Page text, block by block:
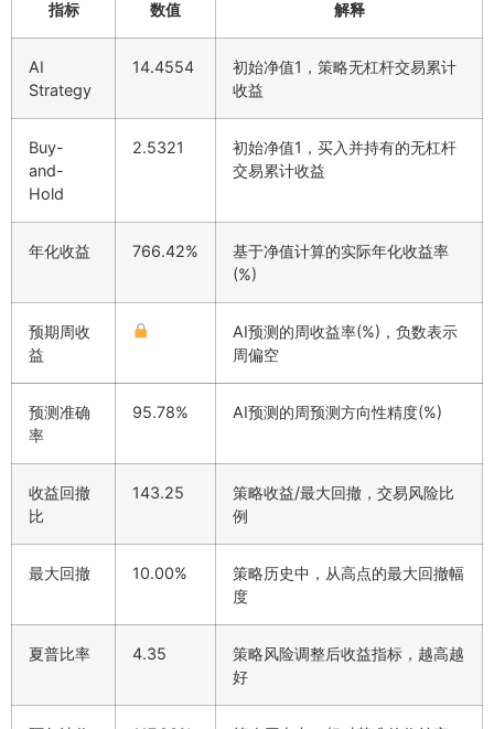
指标 数值 解释
AI
Strategy
14.4554
初始净值1，策略无杠杆交易累计
收益
Buy-
and-
Hold
2.5321
初始净值1，买入并持有的无杠杆
交易累计收益
年化收益 766.42%
基于净值计算的实际年化收益率
(%)
预期周收
益
AI预测的周收益率(%)，负数表示
周偏空
预测准确
率
95.78% AI预测的周预测方向性精度(%)
收益回撤
比
143.25
策略收益/最大回撤，交易风险比
例
最大回撤 10.00%
策略历史中，从高点的最大回撤幅
度
夏普比率 4.35
策略风险调整后收益指标，越高越
好